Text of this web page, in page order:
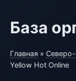
База
Главная »
Yellow Hot Online